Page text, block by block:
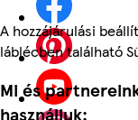
A hozzájárulási
láblécben található
Mi és
használjuk: